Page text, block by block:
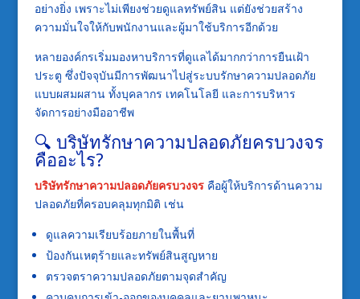
อย่างยิ่ง เพราะไม่เพียงช่วยดูแลทรัพย์สิน แต่ยังช่วยสร้าง
ความมั่นใจให้กับพนักงานและผู้มาใช้บริการอีกด้วย
หลายองค์กรเริ่มมองหาบริการที่ดูแลได้มากกว่าการยืนเฝ้า
ประตู ซึ่งปัจจุบันมีการพัฒนาไปสู่ระบบรักษาความปลอดภัย
แบบผสมผสาน ทั้งบุคลากร เทคโนโลยี และการบริหาร
จัดการอย่างมืออาชีพ
🔍 บริษัทรักษาความปลอดภัยครบวงจร
คืออะไร?
บริษัทรักษาความปลอดภัยครบวงจรคือผู้ให้บริการด้านความ
ปลอดภัยที่ครอบคลุมทุกมิติ เช่น
ดูแลความเรียบร้อยภายในพื้นที่
ป้องกันเหตุร้ายและทรัพย์สินสูญหาย
ตรวจตราความปลอดภัยตามจุดสำคัญ